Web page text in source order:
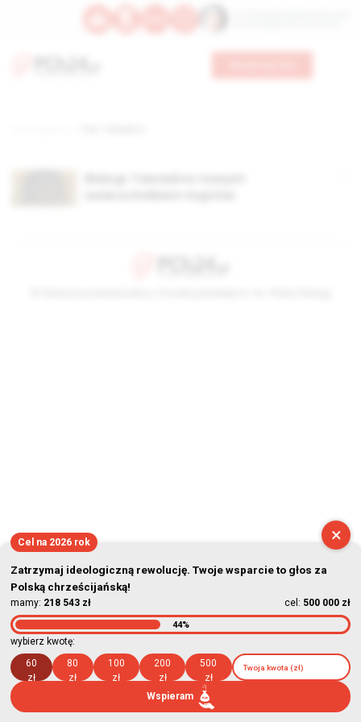
×
Cel na 2026 rok
Zatrzymaj ideologiczną rewolucję. Twoje wsparcie to głos za
Polską chrześcijańską!
mamy: 218 543 zł cel: 500 000 zł
44%
wybierz kwotę:
60
zł
80
zł
100
zł
200
zł
500
zł
Wspieram